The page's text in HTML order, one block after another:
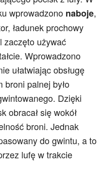
wprowadzono naboje,
ładunek prochowy
zaczęto używać
Wprowadzono
ułatwiając obsługę
broni palnej było
Dzięki
obracał się wokół
broni. Jednak
do gwintu, a to
lufę w trakcie